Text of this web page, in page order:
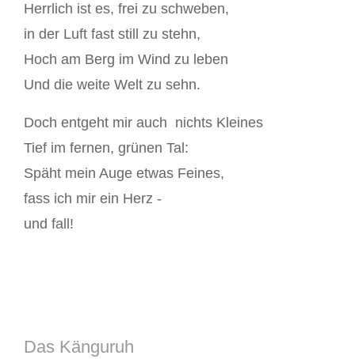
Herrlich ist es, frei zu schweben,
in der Luft fast still zu stehn,
Hoch am Berg im Wind zu leben
Und die weite Welt zu sehn.
Doch entgeht mir auch nichts Kleines
Tief im fernen, grünen Tal:
Späht mein Auge etwas Feines,
fass ich mir ein Herz -
und fall!
Das Känguruh